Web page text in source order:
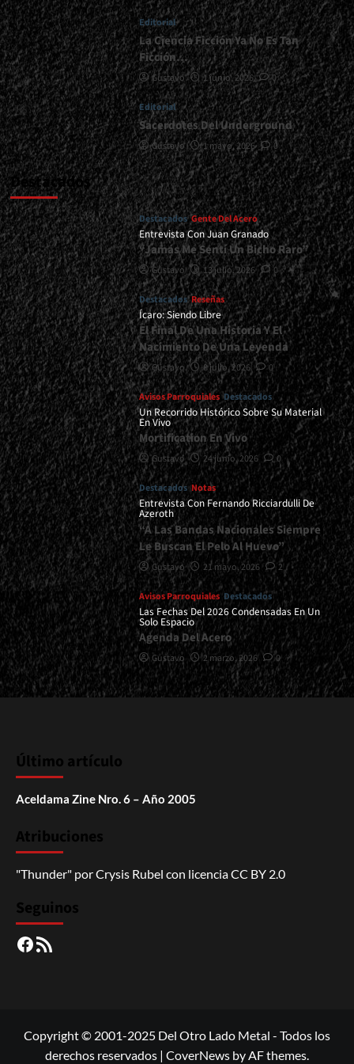
Age<span>
|
</span>
</small>
<div>La
Lógica
Del
Metal
En
Los
´90</div>
Editorial
La Ciencia Ficción Ya No Es Tan
Ficción…
Gustavo 1 junio, 2026 0
Editorial
Sacerdotes Del Underground
Gustavo 1 mayo, 2026 0
Destacados
Destacados Gente Del Acero
Entrevista Con Juan Granado
“Jamás Me Sentí Un Bicho Raro”
Gustavo 13 julio, 2026 0
Destacados Reseñas
Ícaro: Siendo Libre
El Final De Una Historia Y El
Nacimiento De Una Leyenda
Gustavo 8 julio, 2026 0
Avisos Parroquiales Destacados
Un Recorrido Histórico Sobre Su Material
En Vivo
Mortification En Vivo
Gustavo 24 junio, 2026 0
Destacados Notas
Entrevista Con Fernando Ricciardulli De
Azeroth
“A Las Bandas Nacionales Siempre
Le Buscan El Pelo Al Huevo”
Gustavo 21 mayo, 2026 2
Avisos Parroquiales Destacados
Las Fechas Del 2026 Condensadas En Un
Solo Espacio
Agenda Del Acero
Gustavo 2 marzo, 2026 0
Último artículo
Aceldama Zine Nro. 6 – Año 2005
Atribuciones
"Thunder" porCrysis Rubel con licenciaCC BY 2.0
Seguinos
Facebook
RSS
Copyright © 2001-2025 Del Otro Lado Metal - Todos los
derechos reservados | CoverNews by AF themes.